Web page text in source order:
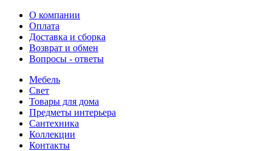
О компании
Оплата
Доставка и сборка
Возврат и обмен
Вопросы - ответы
Мебель
Свет
Товары для дома
Предметы интерьера
Сантехника
Коллекции
Контакты